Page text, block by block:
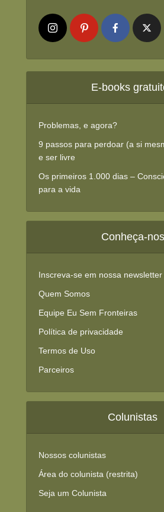
E-books
Problemas, e agora?
9 passos para perdoar (a si
e ser livre
Os primeiros 1.000 dias –
para a vida
Conheça-nos
Inscreva-se em nossa
Quem Somos
Equipe Eu Sem Fronteiras
Política de privacidade
Termos de Uso
Parceiros
Colunistas
Nossos colunistas
Área do colunista (restrita)
Seja um Colunista